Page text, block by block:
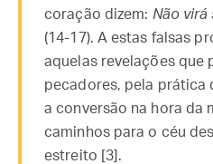
coração dizem: Não virá
(14-17). A estas falsas
aquelas revelações que
pecadores, pela prática
a conversão na hora da
caminhos para o céu
estreito [3].